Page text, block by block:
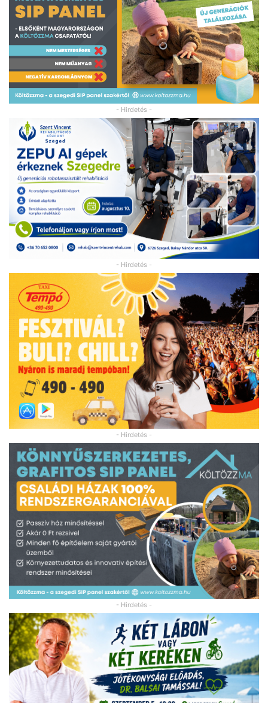
- Hirdetés -
- Hirdetés -
- Hirdetés -
- Hirdetés -